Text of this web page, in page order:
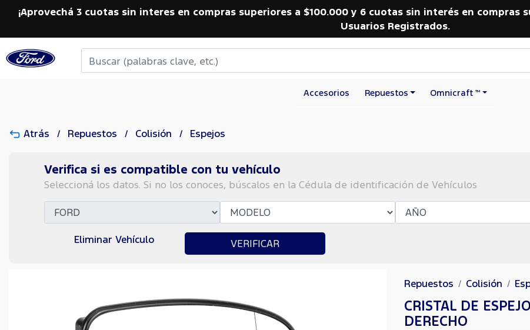
¡Aprovechá 3 cuotas sin interes en compras superiores a $100.000 y 6 cuotas sin interés en compras
Usuarios Registrados.
Accesorios Repuestos Omnicraft ™
Atrás Repuestos Colisión Espejos
Verifica si es compatible con tu vehículo
Seleccioná los datos. Si no los conoces, búscalos en la Cédula de identificación de Vehículos
Eliminar Vehículo VERIFICAR
Repuestos Colisión
CRISTAL DE
DERECHO